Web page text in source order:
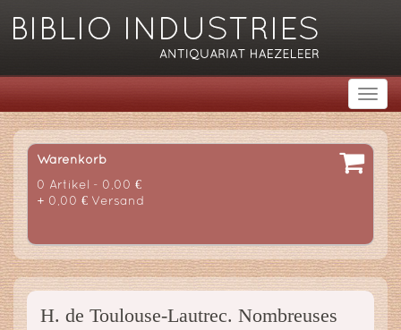
Warenkorb
0 Artikel - 0,00 €
+ 0,00 € Versand
H. de Toulouse-Lautrec. Nombreuses